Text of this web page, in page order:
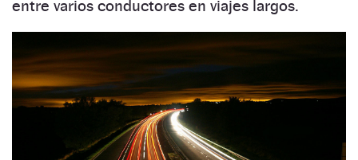
entre varios conductores en viajes largos.